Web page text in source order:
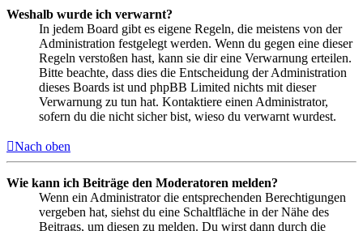
Weshalb wurde ich verwarnt?
In jedem Board gibt es eigene Regeln, die meistens von der
Administration festgelegt werden. Wenn du gegen eine dieser
Regeln verstoßen hast, kann sie dir eine Verwarnung erteilen.
Bitte beachte, dass dies die Entscheidung der Administration
dieses Boards ist und phpBB Limited nichts mit dieser
Verwarnung zu tun hat. Kontaktiere einen Administrator,
sofern du die nicht sicher bist, wieso du verwarnt wurdest.
Nach oben
Wie kann ich Beiträge den Moderatoren melden?
Wenn ein Administrator die entsprechenden Berechtigungen
vergeben hat, siehst du eine Schaltfläche in der Nähe des
Beitrags, um diesen zu melden. Du wirst dann durch die